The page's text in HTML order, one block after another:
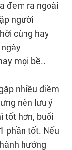
đem ra ngoài
người
cùng hay
mọi bề..
nhiều điềm
nên lưu ý
tốt hơn, buổi
phần tốt. Nếu
hướng